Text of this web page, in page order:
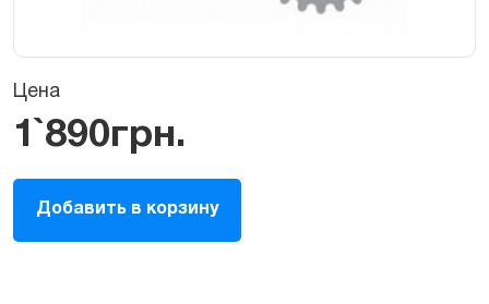
Цена
1`890грн.
Звуковая
карта
для
Добавить в корзину